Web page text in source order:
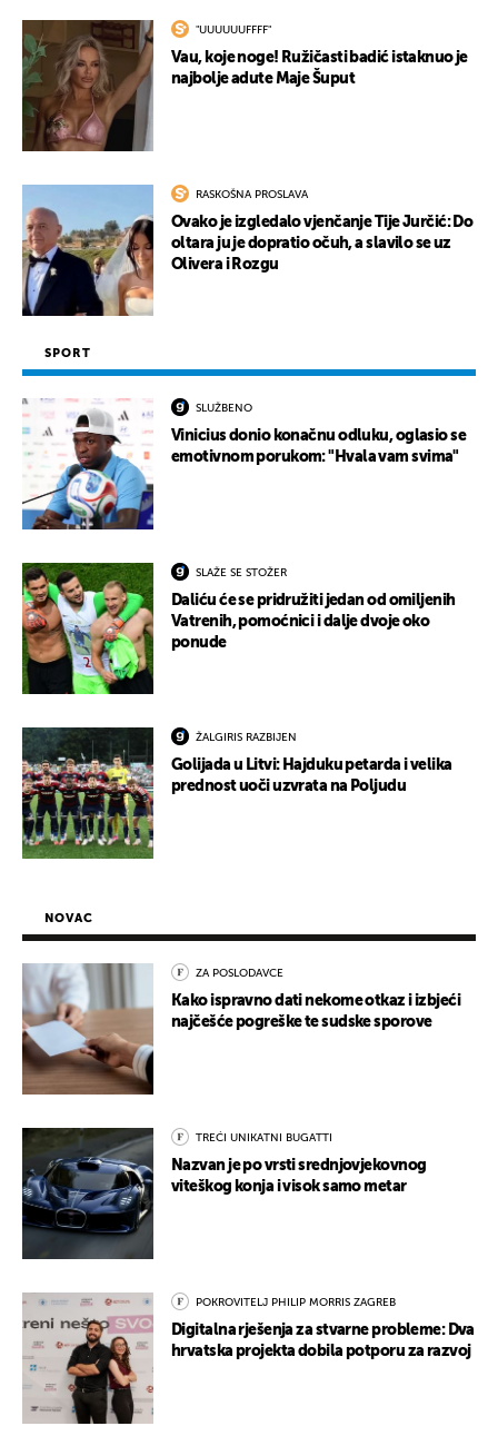
"UUUUUUFFFF"
Vau, koje noge! Ružičasti badić istaknuo je
najbolje adute Maje Šuput
RASKOŠNA PROSLAVA
Ovako je izgledalo vjenčanje Tije Jurčić: Do
oltara ju je dopratio očuh, a slavilo se uz
Olivera i Rozgu
SPORT
SLUŽBENO
Vinicius donio konačnu odluku, oglasio se
emotivnom porukom: "Hvala vam svima"
SLAŽE SE STOŽER
Daliću će se pridružiti jedan od omiljenih
Vatrenih, pomoćnici i dalje dvoje oko
ponude
ŽALGIRIS RAZBIJEN
Golijada u Litvi: Hajduku petarda i velika
prednost uoči uzvrata na Poljudu
NOVAC
ZA POSLODAVCE
Kako ispravno dati nekome otkaz i izbjeći
najčešće pogreške te sudske sporove
TREĆI UNIKATNI BUGATTI
Nazvan je po vrsti srednjovjekovnog
viteškog konja i visok samo metar
POKROVITELJ PHILIP MORRIS ZAGREB
Digitalna rješenja za stvarne probleme: Dva
hrvatska projekta dobila potporu za razvoj